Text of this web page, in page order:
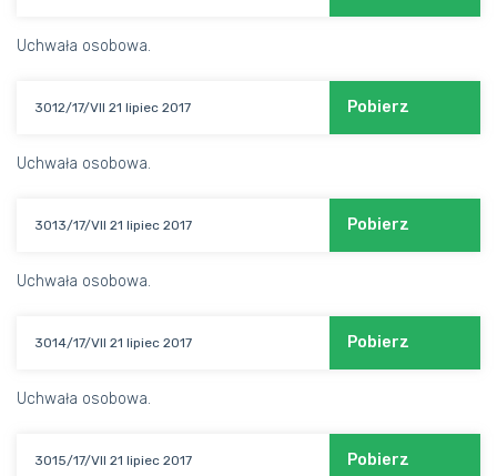
Uchwała osobowa.
3012/17/VII 21 lipiec 2017 Pobierz
Uchwała osobowa.
3013/17/VII 21 lipiec 2017 Pobierz
Uchwała osobowa.
3014/17/VII 21 lipiec 2017 Pobierz
Uchwała osobowa.
3015/17/VII 21 lipiec 2017 Pobierz